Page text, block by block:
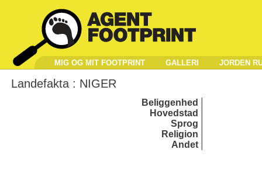
MIG OG MIT FOOTPRINT GALLERI JORDEN
Landefakta : NIGER
Beliggenhed
Hovedstad
Sprog
Religion
Andet